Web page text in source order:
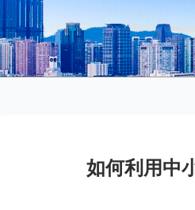
如何利用中